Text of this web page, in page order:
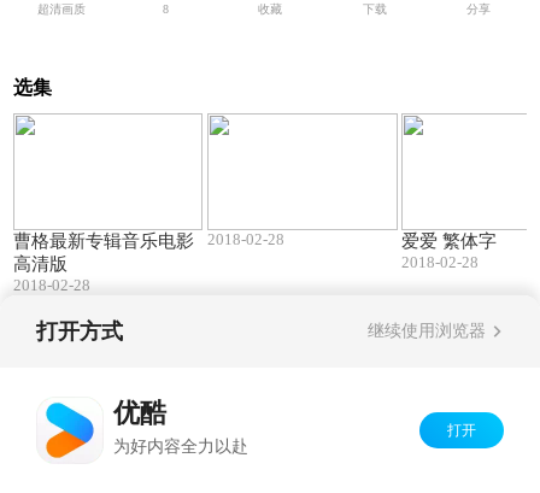
超清画质 8 收藏 下载 分享
选集
曹格最新专辑音乐电影
高清版
2018-02-28
2018-02-28 爱爱 繁体字
2018-02-28
打开方式 继续使用浏览器
优酷
为好内容全力以赴
打开